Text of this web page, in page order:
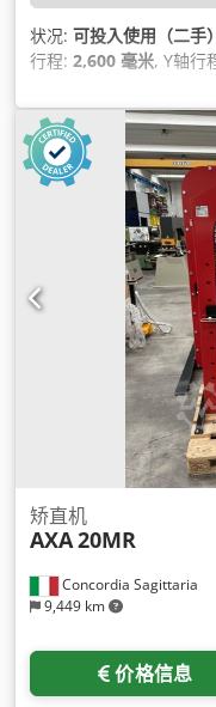
状况: 可投入使用（二手）
行程: 2,600 毫米, Y轴行
Heidenhain
分,
Concordia Sagittaria
9,449 km
矫直机
AXA20MR
价格信息